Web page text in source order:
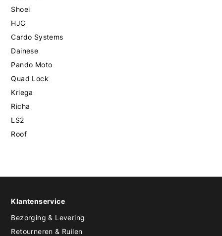
Shoei
HJC
Cardo Systems
Dainese
Pando Moto
Quad Lock
Kriega
Richa
LS2
Roof
Klantenservice
Bezorging & Levering
Retourneren & Ruilen